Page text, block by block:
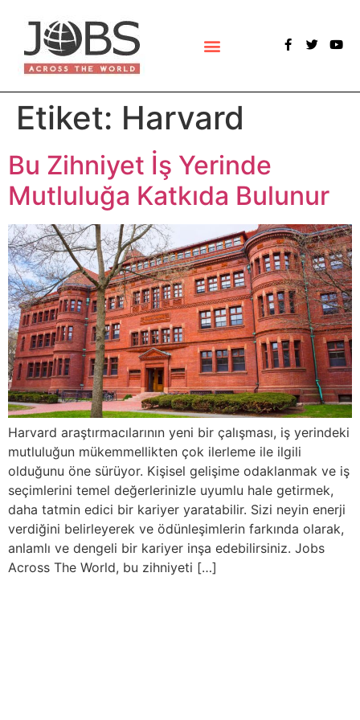
Etiket: Harvard
Bu Zihniyet İş Yerinde
Mutluluğa Katkıda Bulunur
Harvard araştırmacılarının yeni bir çalışması, iş yerindeki
mutluluğun mükemmellikten çok ilerleme ile ilgili
olduğunu öne sürüyor. Kişisel gelişime odaklanmak ve iş
seçimlerini temel değerlerinizle uyumlu hale getirmek,
daha tatmin edici bir kariyer yaratabilir. Sizi neyin enerji
verdiğini belirleyerek ve ödünleşimlerin farkında olarak,
anlamlı ve dengeli bir kariyer inşa edebilirsiniz. Jobs
Across The World, bu zihniyeti […]